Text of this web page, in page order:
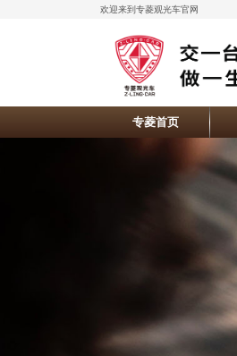
欢迎来到专菱观光车官网
专菱首页